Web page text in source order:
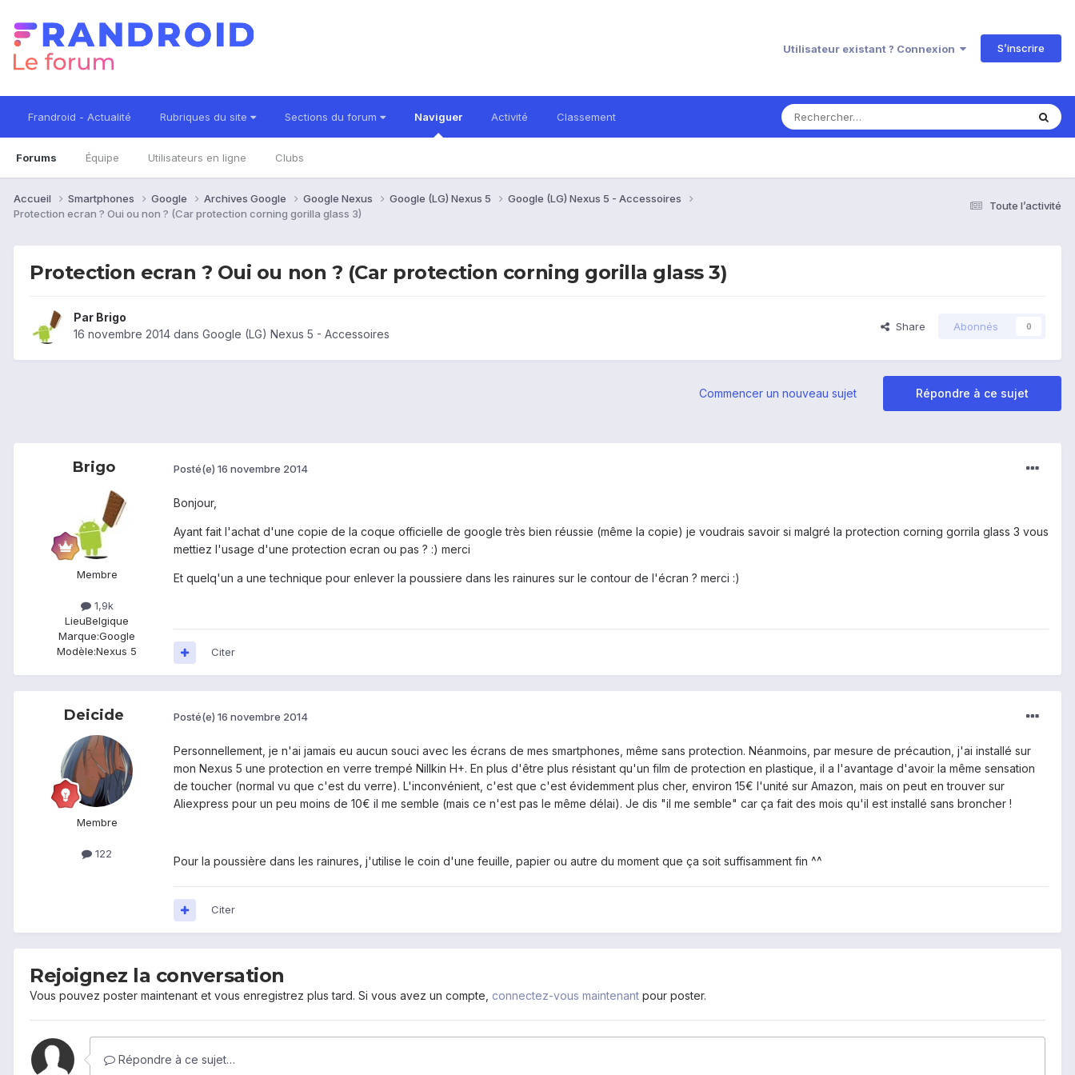
Utilisateur existant ? Connexion S’inscrire
Frandroid - Actualité Rubriques du site Sections du forum Naviguer
Forums Équipe Utilisateurs en ligne Clubs
Activité Classement
Toute l’activité
Accueil Smartphones Google Archives Google Google Nexus Google (LG) Nexus 5
Google (LG) Nexus 5 - Accessoires
Protection ecran ? Oui ou non ? (Car protection corning gorilla glass 3)
Protection ecran ? Oui ou non ? (Car protection corning gorilla glass 3)
Par Brigo
16 novembre 2014 dans Google (LG) Nexus 5 - Accessoires
Share Abonnés 0
Répondre à ce sujet
Commencer un nouveau sujet
Brigo
Membre
1,9k
LieuBelgique
Marque:Google
Modèle:Nexus 5
Posté(e) 16 novembre 2014
Bonjour,
Ayant fait l'achat d'une copie de la coque officielle de google très bien réussie (même la copie) je voudrais savoir si malgré la protection corning gorrila glass 3 vous
mettiez l'usage d'une protection ecran ou pas ? :) merci
Et quelq'un a une technique pour enlever la poussiere dans les rainures sur le contour de l'écran ? merci :)
Citer
Deicide
Membre
122
Posté(e) 16 novembre 2014
Personnellement, je n'ai jamais eu aucun souci avec les écrans de mes smartphones, même sans protection. Néanmoins, par mesure de précaution, j'ai installé sur
mon Nexus 5 une protection en verre trempé Nillkin H+. En plus d'être plus résistant qu'un film de protection en plastique, il a l'avantage d'avoir la même sensation
de toucher (normal vu que c'est du verre). L'inconvénient, c'est que c'est évidemment plus cher, environ 15€ l'unité sur Amazon, mais on peut en trouver sur
Aliexpress pour un peu moins de 10€ il me semble (mais ce n'est pas le même délai). Je dis "il me semble" car ça fait des mois qu'il est installé sans broncher !
Pour la poussière dans les rainures, j'utilise le coin d'une feuille, papier ou autre du moment que ça soit suffisamment fin ^^
Citer
Rejoignez la conversation
Vous pouvez poster maintenant et vous enregistrez plus tard. Si vous avez un compte, connectez-vous maintenant pour poster.
Répondre à ce sujet…